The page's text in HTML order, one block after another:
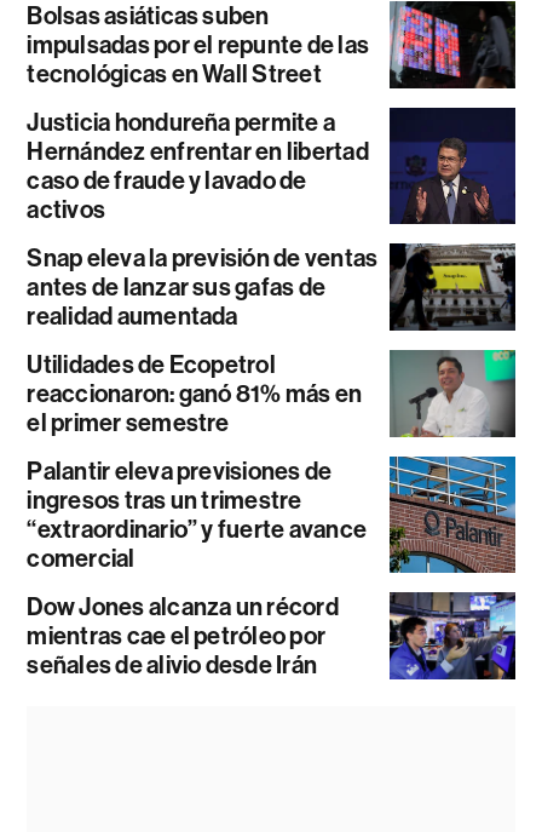
Bolsas asiáticas suben
impulsadas por el repunte de las
tecnológicas en Wall Street
Justicia hondureña permite a
Hernández enfrentar en libertad
caso de fraude y lavado de
activos
Snap eleva la previsión de ventas
antes de lanzar sus gafas de
realidad aumentada
Utilidades de Ecopetrol
reaccionaron: ganó 81% más en
el primer semestre
Palantir eleva previsiones de
ingresos tras un trimestre
“extraordinario” y fuerte avance
comercial
Dow Jones alcanza un récord
mientras cae el petróleo por
señales de alivio desde Irán